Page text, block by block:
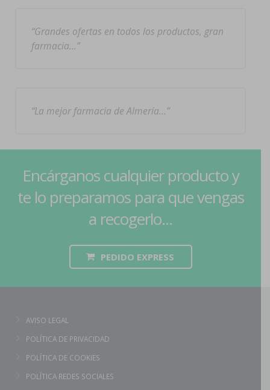
Grandes ofertas en todos los productos, gran
farmacia…
La mejor farmacia de Almería…
Encárganos cualquier producto y
te lo preparamos para que vengas
a recogerlo...
PEDIDO EXPRESS
AVISO LEGAL
POLÍTICA DE PRIVACIDAD
POLÍTICA DE COOKIES
POLÍTICA REDES SOCIALES